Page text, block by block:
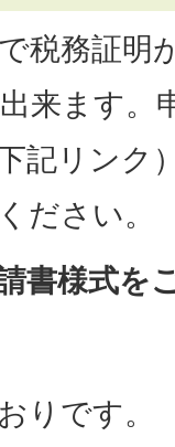
税務証明
来ます。
記リンク
ださい。
書様式を
りです。